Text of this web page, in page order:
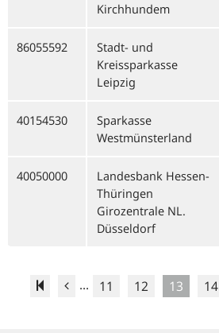
Kirchhundem
86055592
Stadt- und
Kreissparkasse
Leipzig
40154530
Sparkasse
Westmünsterland
40050000
Landesbank Hessen-
Thüringen
Girozentrale NL.
Düsseldorf
... 11 12 13 14